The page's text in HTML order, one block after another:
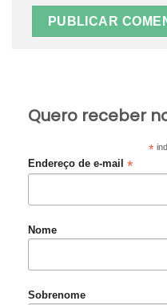
Quero receber
*
Endereço de e-mail *
Nome
Sobrenome